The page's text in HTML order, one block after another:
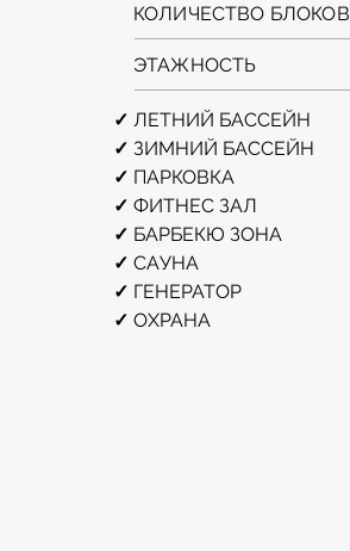
КОЛИЧЕСТВО БЛОКОВ
ЭТАЖНОСТЬ
✓ ЛЕТНИЙ БАССЕЙН
✓ ЗИМНИЙ БАССЕЙН
✓ ПАРКОВКА
✓ ФИТНЕС ЗАЛ
✓ БАРБЕКЮ ЗОНА
✓ САУНА
✓ ГЕНЕРАТОР
✓ ОХРАНА